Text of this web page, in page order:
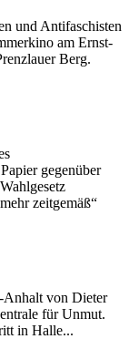
und Antifaschisten
am Ernst-
Berg.
gegenüber
zeitgemäß“
von Dieter
für Unmut.
in Halle...